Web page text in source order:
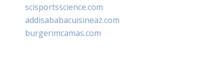
scisportsscience.com
addisababacuisineaz.com
burgerimcamas.com